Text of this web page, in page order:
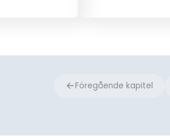
Föregående kapitel